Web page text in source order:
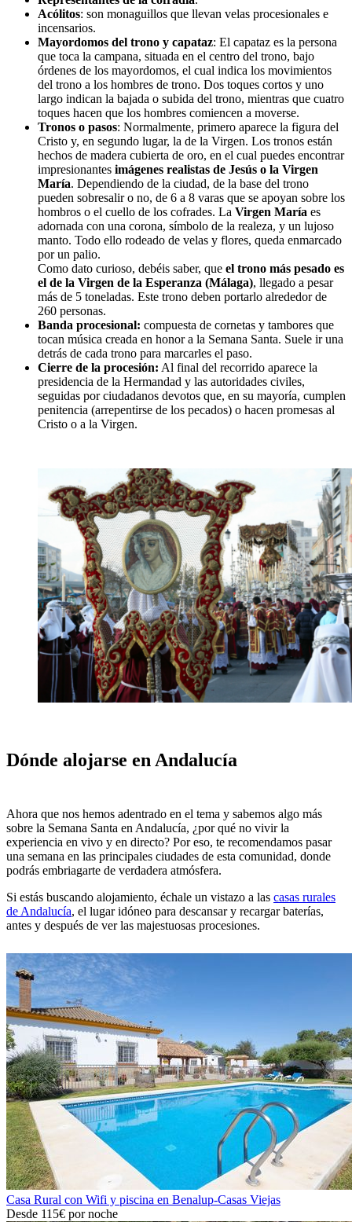
Acólitos: son monaguillos que llevan velas procesionales e
incensarios.
Mayordomos del trono y capataz: El capataz es la persona
que toca la campana, situada en el centro del trono, bajo
órdenes de los mayordomos, el cual indica los movimientos
del trono a los hombres de trono. Dos toques cortos y uno
largo indican la bajada o subida del trono, mientras que cuatro
toques hacen que los hombres comiencen a moverse.
Tronos o pasos: Normalmente, primero aparece la figura del
Cristo y, en segundo lugar, la de la Virgen. Los tronos están
hechos de madera cubierta de oro, en el cual puedes encontrar
impresionantes imágenes realistas de Jesús o la Virgen
María. Dependiendo de la ciudad, de la base del trono
pueden sobresalir o no, de 6 a 8 varas que se apoyan sobre los
hombros o el cuello de los cofrades. La Virgen María es
adornada con una corona, símbolo de la realeza, y un lujoso
manto. Todo ello rodeado de velas y flores, queda enmarcado
por un palio.
Como dato curioso, debéis saber, que el trono más pesado es
el de la Virgen de la Esperanza (Málaga), llegado a pesar
más de 5 toneladas. Este trono deben portarlo alrededor de
260 personas.
Banda procesional: compuesta de cornetas y tambores que
tocan música creada en honor a la Semana Santa. Suele ir una
detrás de cada trono para marcarles el paso.
Cierre de la procesión: Al final del recorrido aparece la
presidencia de la Hermandad y las autoridades civiles,
seguidas por ciudadanos devotos que, en su mayoría, cumplen
penitencia (arrepentirse de los pecados) o hacen promesas al
Cristo o a la Virgen.
Dónde alojarse en Andalucía
Ahora que nos hemos adentrado en el tema y sabemos algo más
sobre la Semana Santa en Andalucía, ¿por qué no vivir la
experiencia en vivo y en directo? Por eso, te recomendamos pasar
una semana en las principales ciudades de esta comunidad, donde
podrás embriagarte de verdadera atmósfera.
Si estás buscando alojamiento, échale un vistazo a las casas rurales
de Andalucía, el lugar idóneo para descansar y recargar baterías,
antes y después de ver las majestuosas procesiones.
Casa Rural con Wifi y piscina en Benalup-Casas Viejas
Desde 115€ por noche